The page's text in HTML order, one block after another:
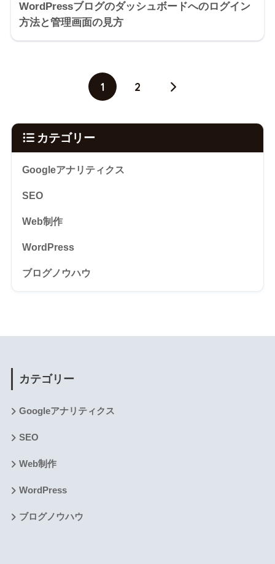
WordPressブログのダッシュボードへのログイン
方法と管理画面の見方
1 2
カテゴリー
Googleアナリティクス
SEO
Web制作
WordPress
ブログノウハウ
カテゴリー
Googleアナリティクス
SEO
Web制作
WordPress
ブログノウハウ